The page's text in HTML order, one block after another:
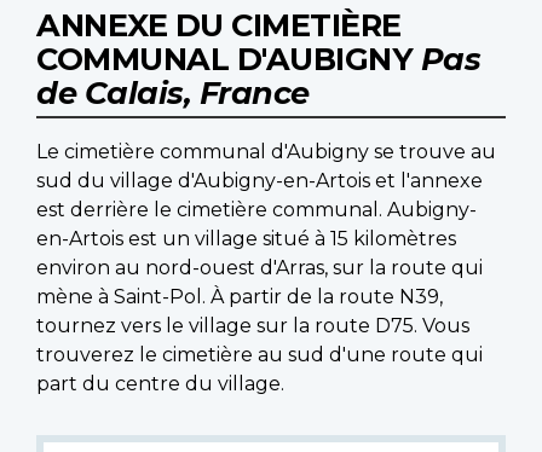
ANNEXE DU CIMETIÈRE
COMMUNAL D'AUBIGNY Pas
de Calais, France
Le cimetière communal d'Aubigny se trouve au
sud du village d'Aubigny-en-Artois et l'annexe
est derrière le cimetière communal. Aubigny-
en-Artois est un village situé à 15 kilomètres
environ au nord-ouest d'Arras, sur la route qui
mène à Saint-Pol. À partir de la route N39,
tournez vers le village sur la route D75. Vous
trouverez le cimetière au sud d'une route qui
part du centre du village.